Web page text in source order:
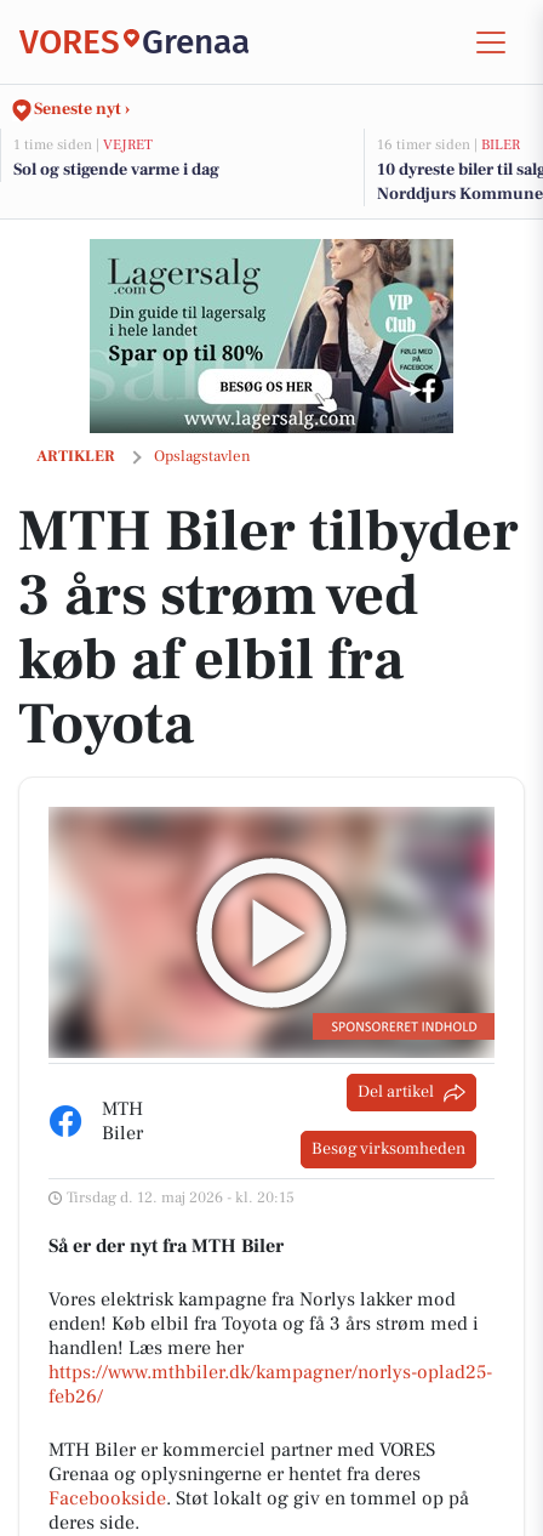
VORES Grenaa
Seneste nyt ›
1 time siden | VEJRET
Sol og stigende varme i dag
16 timer siden | BILER
10 dyreste biler til
Norddjurs Kommune
ARTIKLER Opslagstavlen
MTH Biler tilbyder 3 års strøm ved køb af elbil fra Toyota
MTH Biler tilbyder
3 års strøm ved
køb af elbil fra
Toyota
MTH
Biler
Del artikel
Besøg virksomheden
Tirsdag d. 12. maj 2026 - kl. 20:15
Så er der nyt fra MTH Biler
Vores elektrisk kampagne fra Norlys lakker mod
enden! Køb elbil fra Toyota og få 3 års strøm med i
handlen! Læs mere her
https://www.mthbiler.dk/kampagner/norlys-oplad25-
feb26/
MTH Biler er kommerciel partner med VORES
Grenaa og oplysningerne er hentet fra deres
Facebookside. Støt lokalt og giv en tommel op på
deres side.